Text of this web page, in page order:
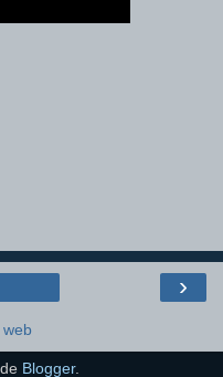
›
Blogger.